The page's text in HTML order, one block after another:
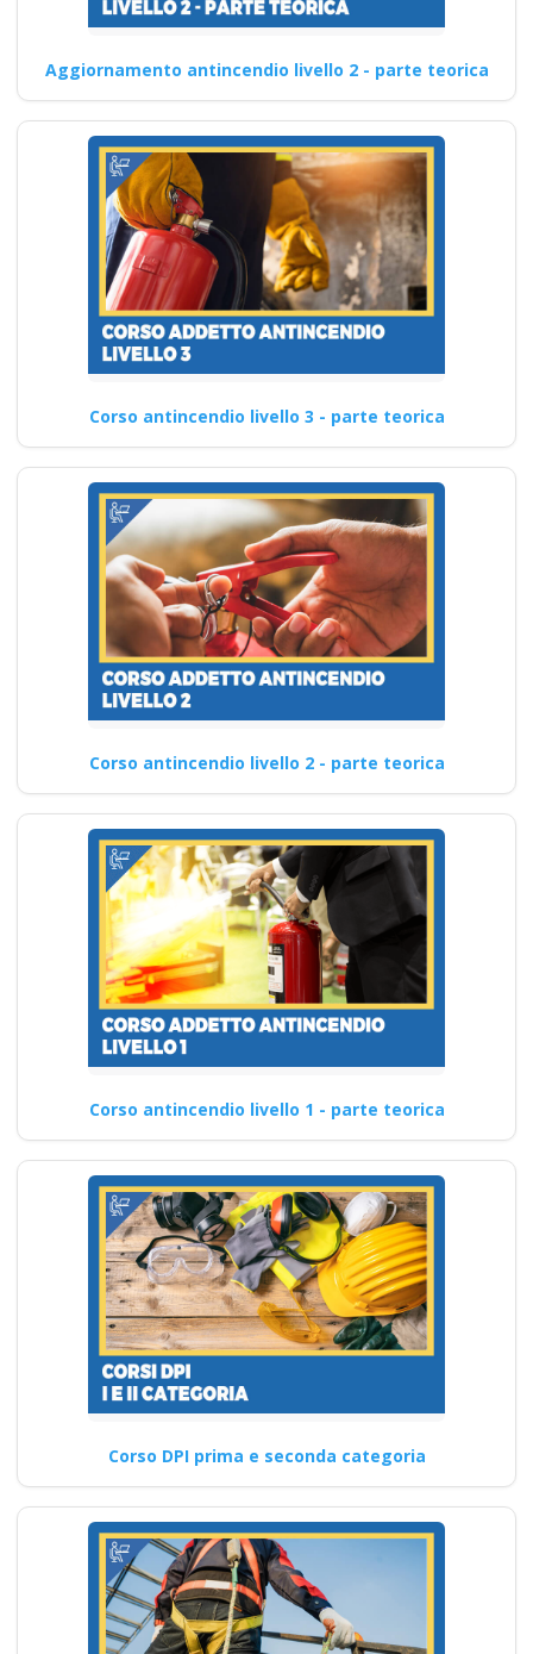
Aggiornamento antincendio livello 2 - parte teorica
Corso antincendio livello 3 - parte teorica
Corso antincendio livello 2 - parte teorica
Corso antincendio livello 1 - parte teorica
Corso DPI prima e seconda categoria